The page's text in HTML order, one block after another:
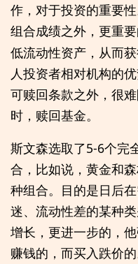
作，对于投资的重要
组合成绩之外，更重要
低流动性资产，从而
人投资者相对机构的
可赎回条款之外，很
时，赎回基金。
斯文森选取了5-6个完
合，比如说，黄金和
种组合。目的是日后
迷、流动性差的某种
增长，更进一步的，
赚钱的，而买入跌价